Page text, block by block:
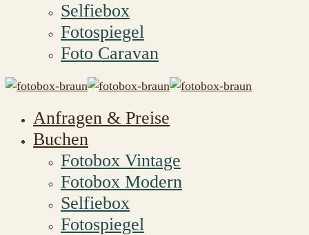
Selfiebox
Fotospiegel
Foto Caravan
Anfragen & Preise
Buchen
Fotobox Vintage
Fotobox Modern
Selfiebox
Fotospiegel